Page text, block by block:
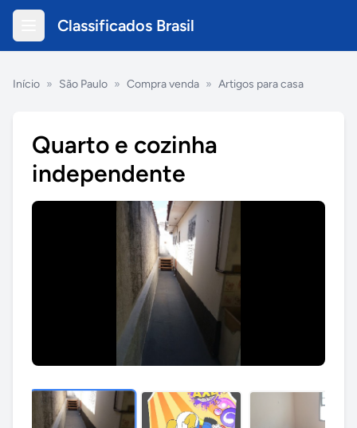
Classificados Brasil
Início » São Paulo » Compra venda » Artigos para casa
Quarto e cozinha
independente